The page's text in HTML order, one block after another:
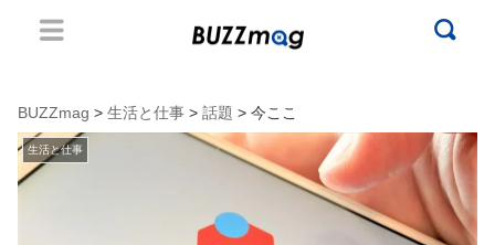
BUZZmag > 生活と仕事 > 話題 > 今ここ
生活と仕事